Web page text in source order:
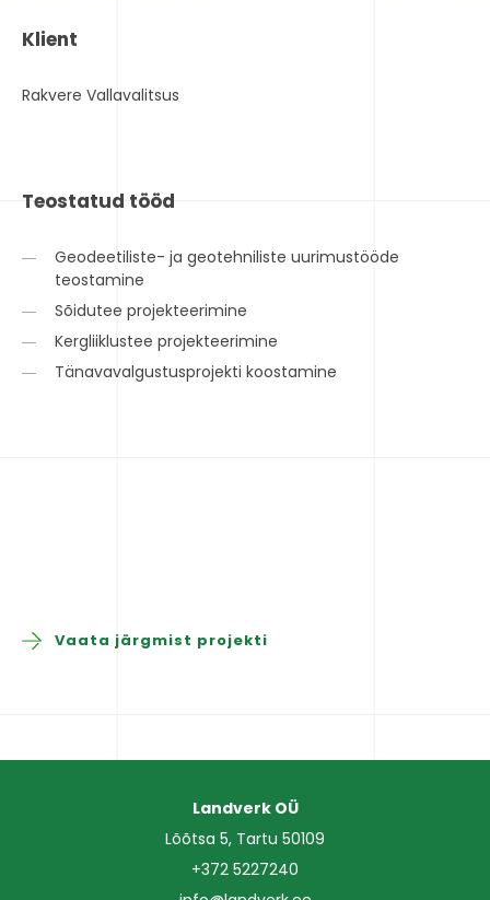
Klient
Rakvere Vallavalitsus
Teostatud tööd
Geodeetiliste- ja geotehniliste uurimustööde
teostamine
Sõidutee projekteerimine
Kergliiklustee projekteerimine
Tänavavalgustusprojekti koostamine
Vaata järgmist projekti
Landverk OÜ
Lõõtsa 5, Tartu 50109
+372 5227240